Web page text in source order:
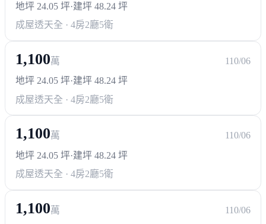
並且安南醫院也能當您健康的後盾
只需10分鐘車程 安心抵達
呈豐日日25 透天別墅 雙車墅/四套房
地上四層 僅10戶 家庭事業蒸蒸日上
呈豐日日25：蒸蒸日上 https://blog.housetube.tw/14587
地坪 24.05 坪·建坪 48.24 坪
成屋透天全 · 4房2廳5衛
1,100萬
110/06
地坪 24.05 坪·建坪 48.24 坪
成屋透天全 · 4房2廳5衛
1,100萬
110/06
地坪 24.05 坪·建坪 48.24 坪
成屋透天全 · 4房2廳5衛
1,100萬
110/06